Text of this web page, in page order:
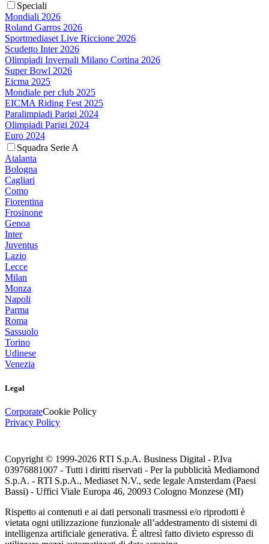
Speciali
Mondiali 2026
Roland Garros 2026
Sportmediaset Live Riccione 2026
Scudetto Inter 2026
Olimpiadi Invernali Milano Cortina 2026
Super Bowl 2026
Eicma 2025
Mondiale per club 2025
EICMA Riding Fest 2025
Paralimpiadi Parigi 2024
Olimpiadi Parigi 2024
Euro 2024
Squadra Serie A
Atalanta
Bologna
Cagliari
Como
Fiorentina
Frosinone
Genoa
Inter
Juventus
Lazio
Lecce
Milan
Monza
Napoli
Parma
Roma
Sassuolo
Torino
Udinese
Venezia
Legal
CorporateCookie Policy
Privacy Policy
Copyright © 1999-2026 RTI S.p.A. Business Digital - P.Iva
03976881007 - Tutti i diritti riservati - Per la pubblicità Mediamond
S.p.A. - RTI S.p.A., Mediaset N.V., sede legale Amsterdam (Paesi
Bassi) - Uffici Viale Europa 46, 20093 Cologno Monzese (MI)
Rispetto ai contenuti e ai dati personali trasmessi e/o riprodotti è
vietata ogni utilizzazione funzionale all’addestramento di sistemi di
intelligenza artificiale generativa. È altresì fatto divieto espresso di